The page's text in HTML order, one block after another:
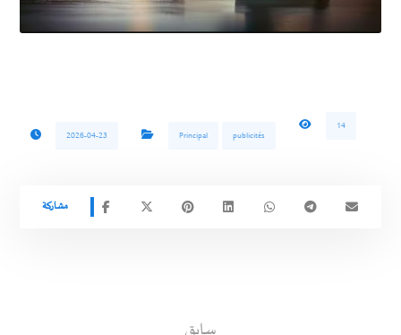
2026-04-23 Principal publicités
14